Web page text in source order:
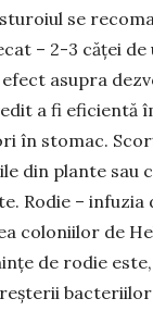
se
– 2-3 căței de
efect asupra
a fi eficientă
în stomac.
din plante sau
Rodie – infuzia
coloniilor de
de rodie